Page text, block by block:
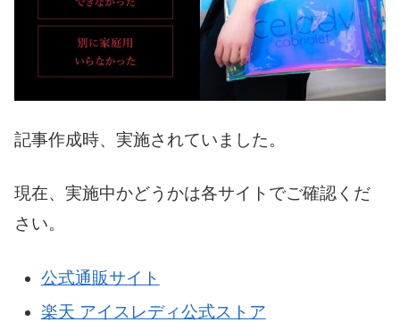
記事作成時、実施されていました。
現在、実施中かどうかは各サイトでご確認くだ
さい。
公式通販サイト
楽天 アイスレディ公式ストア